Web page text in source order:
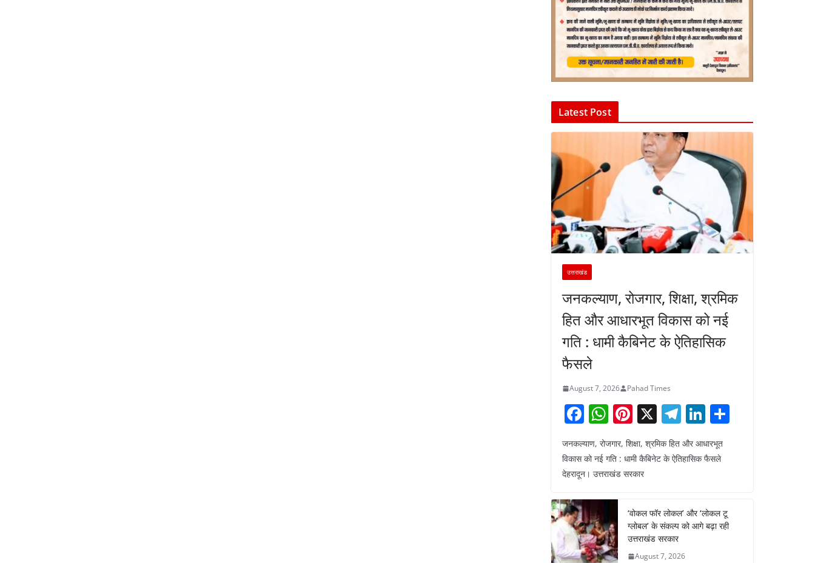
Latest Post
उत्तराखंड
जनकल्याण, रोजगार, शिक्षा, श्रमिक
हित और आधारभूत विकास को नई
गति : धामी कैबिनेट के ऐतिहासिक
फैसले
August 7, 2026 Pahad Times
F
c
e
o
o
k
W
at
s
p
Pi
er
e
X T
el
e
m
Li
k
n
जनकल्याण, रोजगार, शिक्षा, श्रमिक हित और आधारभूत
विकास को नई गति : धामी कैबिनेट के ऐतिहासिक फैसले
देहरादून। उत्तराखंड सरकार
‘वोकल फॉर लोकल’ और ‘लोकल टू
ग्लोबल’ के संकल्प को आगे बढ़ा रही
उत्तराखंड सरकार
August 7, 2026